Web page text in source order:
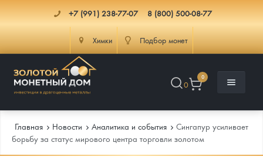
+7 (991) 238-77-07 8 (800) 500-08-77
Химки Подбор монет
0
0
Главная Новости Аналитика и события
Сингапур усиливает
борьбу за статус мирового центра торговли золотом